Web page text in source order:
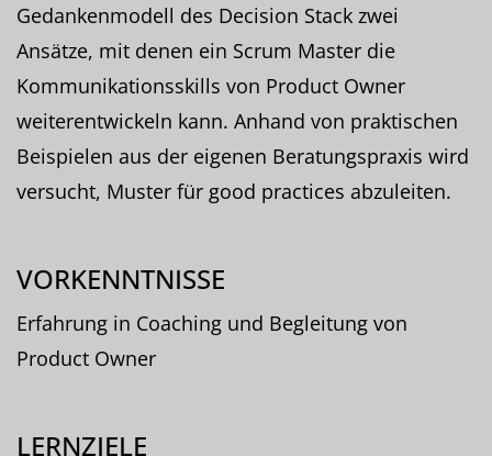
Gedankenmodell des Decision Stack zwei
Ansätze, mit denen ein Scrum Master die
Kommunikationsskills von Product Owner
weiterentwickeln kann. Anhand von praktischen
Beispielen aus der eigenen Beratungspraxis wird
versucht, Muster für good practices abzuleiten.
VORKENNTNISSE
Erfahrung in Coaching und Begleitung von
Product Owner
LERNZIELE